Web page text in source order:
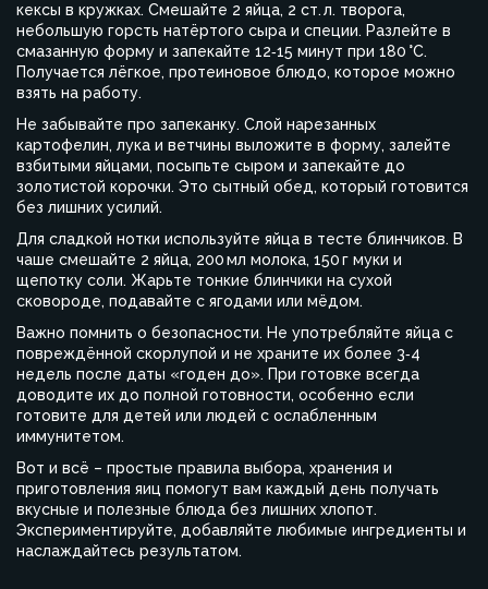
кексы в кружках. Смешайте 2 яйца, 2 ст. л. творога,
небольшую горсть натёртого сыра и специи. Разлейте в
смазанную форму и запекайте 12‑15 минут при 180 °C.
Получается лёгкое, протеиновое блюдо, которое можно
взять на работу.
Не забывайте про запеканку. Слой нарезанных
картофелин, лука и ветчины выложите в форму, залейте
взбитыми яйцами, посыпьте сыром и запекайте до
золотистой корочки. Это сытный обед, который готовится
без лишних усилий.
Для сладкой нотки используйте яйца в тесте блинчиков. В
чаше смешайте 2 яйца, 200 мл молока, 150 г муки и
щепотку соли. Жарьте тонкие блинчики на сухой
сковороде, подавайте с ягодами или мёдом.
Важно помнить о безопасности. Не употребляйте яйца с
повреждённой скорлупой и не храните их более 3‑4
недель после даты «годен до». При готовке всегда
доводите их до полной готовности, особенно если
готовите для детей или людей с ослабленным
иммунитетом.
Вот и всё – простые правила выбора, хранения и
приготовления яиц помогут вам каждый день получать
вкусные и полезные блюда без лишних хлопот.
Экспериментируйте, добавляйте любимые ингредиенты и
наслаждайтесь результатом.